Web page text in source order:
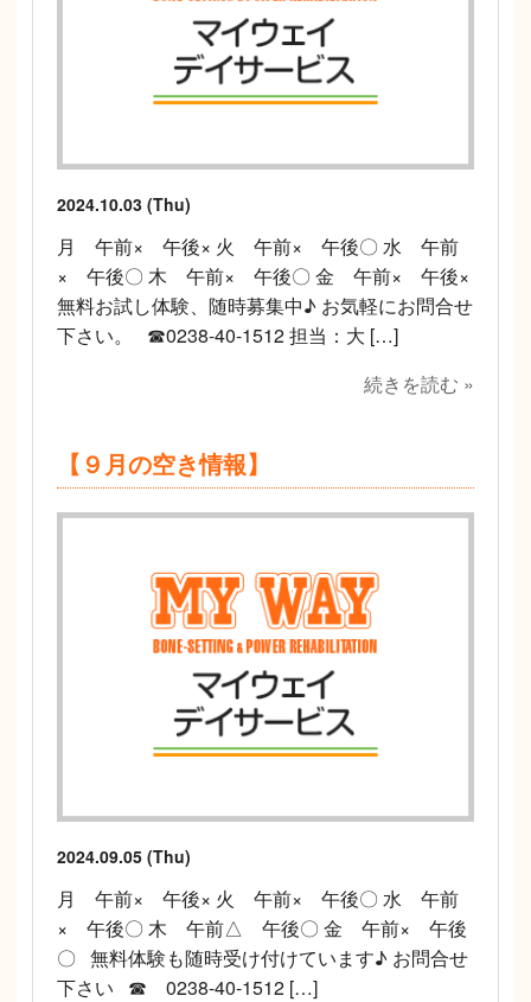
2024.10.03 (Thu)
月 午前× 午後× 火 午前× 午後〇 水 午前
× 午後〇 木 午前× 午後〇 金 午前× 午後×
無料お試し体験、随時募集中♪ お気軽にお問合せ
下さい。 ☎0238-40-1512 担当：大 […]
続きを読む »
【９月の空き情報】
2024.09.05 (Thu)
月 午前× 午後× 火 午前× 午後〇 水 午前
× 午後〇 木 午前△ 午後〇 金 午前× 午後
〇 無料体験も随時受け付けています♪ お問合せ
下さい ☎ 0238-40-1512 […]